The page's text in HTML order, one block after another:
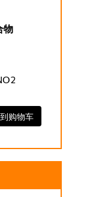
物
购物车